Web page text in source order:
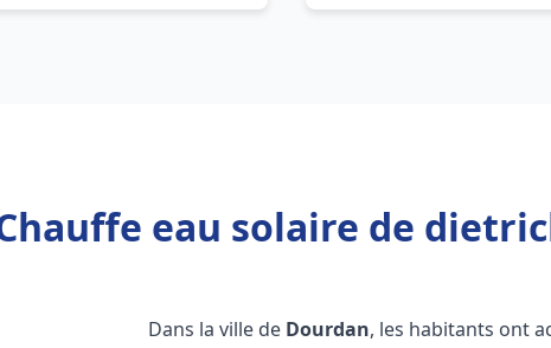
eau solaire de
Dans la ville de Dourdan, les habitants ont